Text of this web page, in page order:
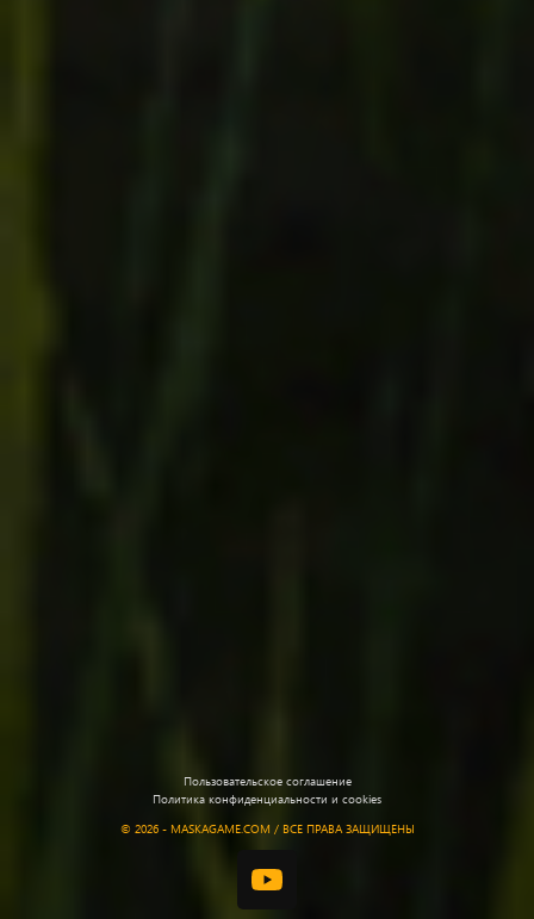
Пользовательское соглашение
Политика конфиденциальности и cookies
© 2026 - MASKAGAME.COM / ВСЕ ПРАВА ЗАЩИЩЕНЫ